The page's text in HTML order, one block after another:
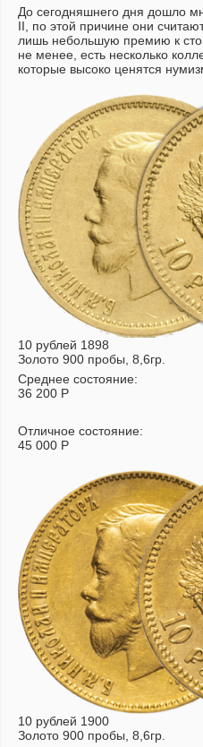
До сегодняшнего дня дошло
II, по этой причине они
лишь небольшую премию к
не менее, есть несколько
которые высоко ценятся
10 рублей 1898
Золото 900 пробы, 8,6гр.
Среднее состояние:
36 200 Р
Отличное состояние:
45 000 Р
10 рублей 1900
Золото 900 пробы, 8,6гр.